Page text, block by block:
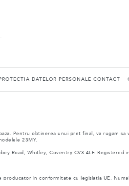
DATELOR PERSONALE CONTACT
Pentru obtinerea unui pret final, va rugam
23MY.
Road, Whitley, Coventry CV3 4LF. Registered
in conformitate cu legislatia UE.